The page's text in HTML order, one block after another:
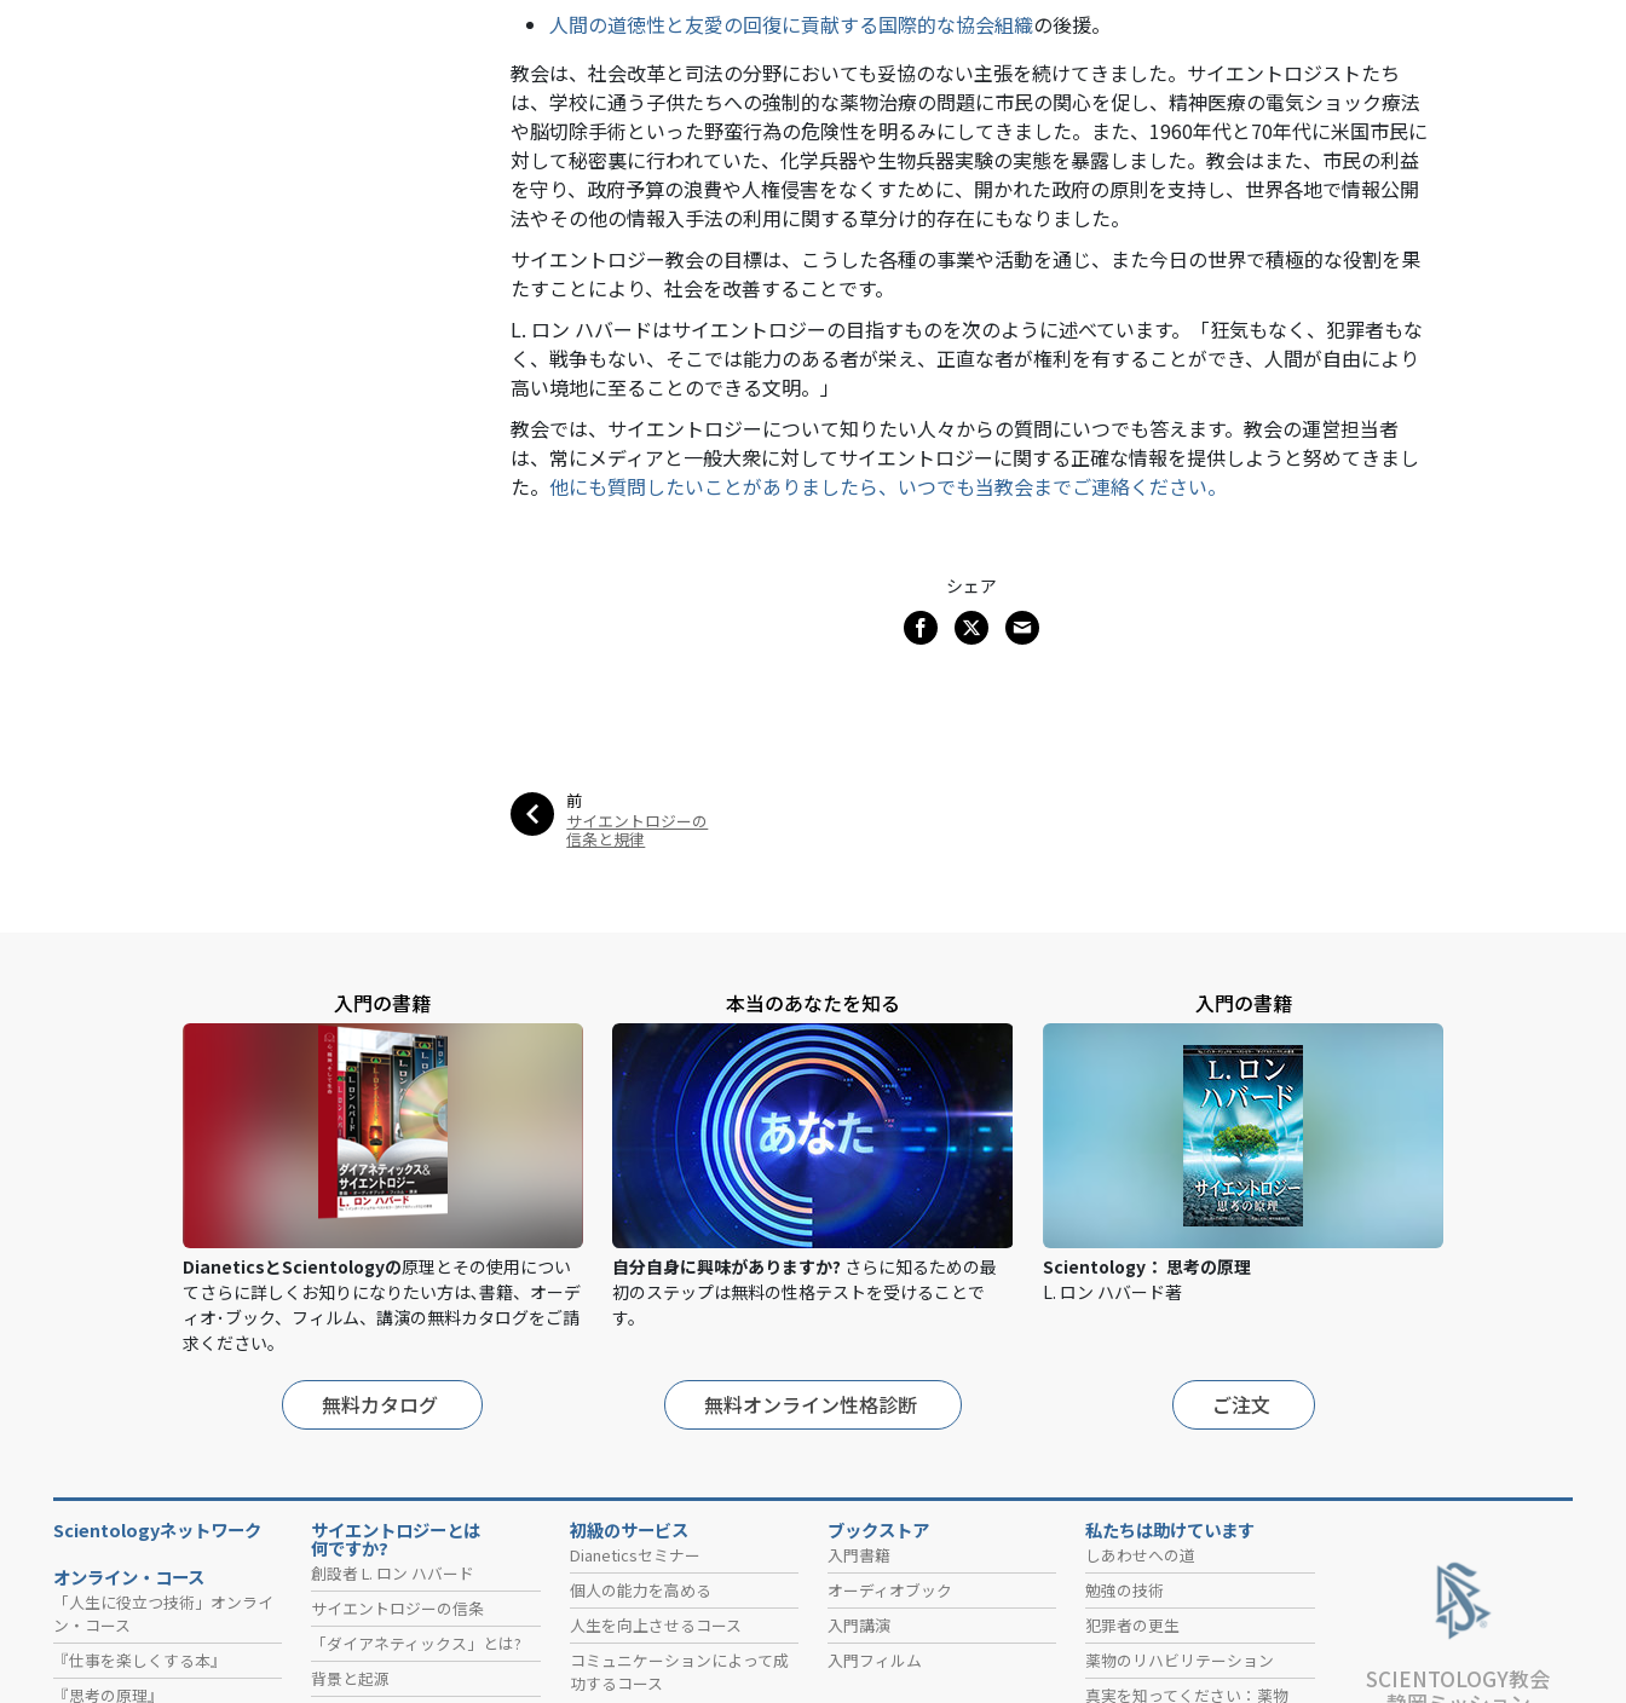
人間の道徳性と友愛の回復に貢献する国際的な協会組織の後援。
教会は、社会改革と司法の分野においても妥協のない主張を続けてきました。サイエントロジストたち
は、学校に通う子供たちへの強制的な薬物治療の問題に市民の関心を促し、精神医療の電気ショック療法
や脳切除手術といった野蛮行為の危険性を明るみにしてきました。また、1960年代と70年代に米国市民に
対して秘密裏に行われていた、化学兵器や生物兵器実験の実態を暴露しました。教会はまた、市民の利益
を守り、政府予算の浪費や人権侵害をなくすために、開かれた政府の原則を支持し、世界各地で情報公開
法やその他の情報入手法の利用に関する草分け的存在にもなりました。
サイエントロジー教会の目標は、こうした各種の事業や活動を通じ、また今日の世界で積極的な役割を果
たすことにより、社会を改善することです。
L. ロン ハバードはサイエントロジーの目指すものを次のように述べています。「狂気もなく、犯罪者もな
く、戦争もない、そこでは能力のある者が栄え、正直な者が権利を有することができ、人間が自由により
高い境地に至ることのできる文明。」
教会では、サイエントロジーについて知りたい人々からの質問にいつでも答えます。教会の運営担当者
は、常にメディアと一般大衆に対してサイエントロジーに関する正確な情報を提供しようと努めてきまし
た。他にも質問したいことがありましたら、いつでも当教会までご連絡ください。
シェア
前
サイエントロジーの
信条と規律
入門の書籍
DianeticsとScientologyの原理とその使用につい
てさらに詳しくお知りになりたい方は､書籍、オーデ
ィオ･ブック、フィルム、講演の無料カタログをご請
求ください。
無料カタログ
本当のあなたを知る
自分自身に興味がありますか? さらに知るための最
初のステップは無料の性格テストを受けることで
す。
無料オンライン性格診断
入門の書籍
Scientology： 思考の原理
L. ロン ハバード著
ご注文
Scientologyネットワーク
オンライン・コース
「人生に役立つ技術」オンライ
ン・コース
『仕事を楽しくする本』
『思考の原理』
サイエントロジーとは
何ですか?
創設者 L. ロン ハバード
サイエントロジーの信条
「ダイアネティックス」とは?
背景と起源
初級のサービス
Dianeticsセミナー
個人の能力を高める
人生を向上させるコース
コミュニケーションによって成
功するコース
ブックストア
入門書籍
オーディオブック
入門講演
入門フィルム
私たちは助けています
しあわせへの道
勉強の技術
犯罪者の更生
薬物のリハビリテーション
真実を知ってください：薬物
SCIENTOLOGY教会